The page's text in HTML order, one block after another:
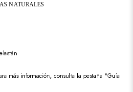
NATURALES
más información, consulta la pestaña "Guía